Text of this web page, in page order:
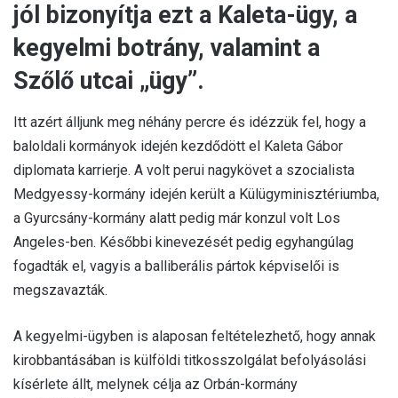
jól bizonyítja ezt a Kaleta-ügy, a
kegyelmi botrány, valamint a
Szőlő utcai „ügy”.
Itt azért álljunk meg néhány percre és idézzük fel, hogy a
baloldali kormányok idején kezdődött el Kaleta Gábor
diplomata karrierje. A volt perui nagykövet a szocialista
Medgyessy-kormány idején került a Külügyminisztériumba,
a Gyurcsány-kormány alatt pedig már konzul volt Los
Angeles-ben. Későbbi kinevezését pedig egyhangúlag
fogadták el, vagyis a balliberális pártok képviselői is
megszavazták.
A kegyelmi-ügyben is alaposan feltételezhető, hogy annak
kirobbantásában is külföldi titkosszolgálat befolyásolási
kísérlete állt, melynek célja az Orbán-kormány